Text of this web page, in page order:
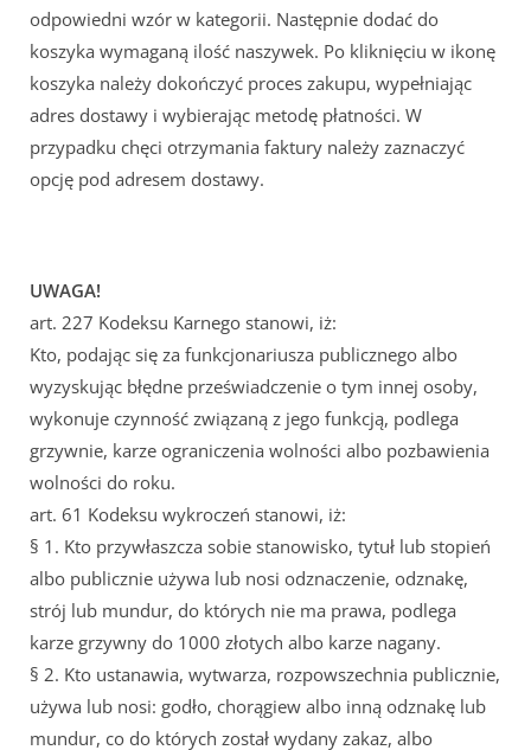
odpowiedni wzór w kategorii. Następnie dodać do
koszyka wymaganą ilość naszywek. Po kliknięciu w ikonę
koszyka należy dokończyć proces zakupu, wypełniając
adres dostawy i wybierając metodę płatności. W
przypadku chęci otrzymania faktury należy zaznaczyć
opcję pod adresem dostawy.
UWAGA!
art. 227 Kodeksu Karnego stanowi, iż:
Kto, podając się za funkcjonariusza publicznego albo
wyzyskując błędne przeświadczenie o tym innej osoby,
wykonuje czynność związaną z jego funkcją, podlega
grzywnie, karze ograniczenia wolności albo pozbawienia
wolności do roku.
art. 61 Kodeksu wykroczeń stanowi, iż:
§ 1. Kto przywłaszcza sobie stanowisko, tytuł lub stopień
albo publicznie używa lub nosi odznaczenie, odznakę,
strój lub mundur, do których nie ma prawa, podlega
karze grzywny do 1000 złotych albo karze nagany.
§ 2. Kto ustanawia, wytwarza, rozpowszechnia publicznie,
używa lub nosi: godło, chorągiew albo inną odznakę lub
mundur, co do których został wydany zakaz, albo